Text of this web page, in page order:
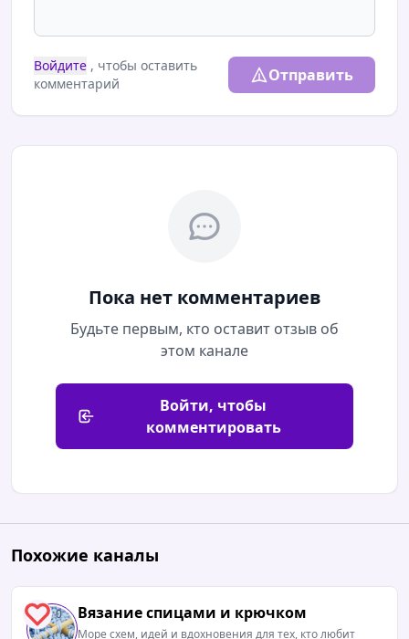
Войдите , чтобы оставить
комментарий
Отправить
Пока нет комментариев
Будьте первым, кто оставит отзыв об
этом канале
Войти, чтобы
комментировать
Похожие каналы
0 Вязание спицами и крючком
Море схем, идей и вдохновения для тех, кто любит